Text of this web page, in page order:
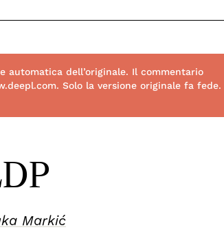
automatica dell’originale. Il commentario
Solo la versione originale fa fede.
Markić